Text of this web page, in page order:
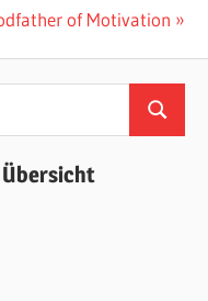
of Motivation
Suchen
Übersicht